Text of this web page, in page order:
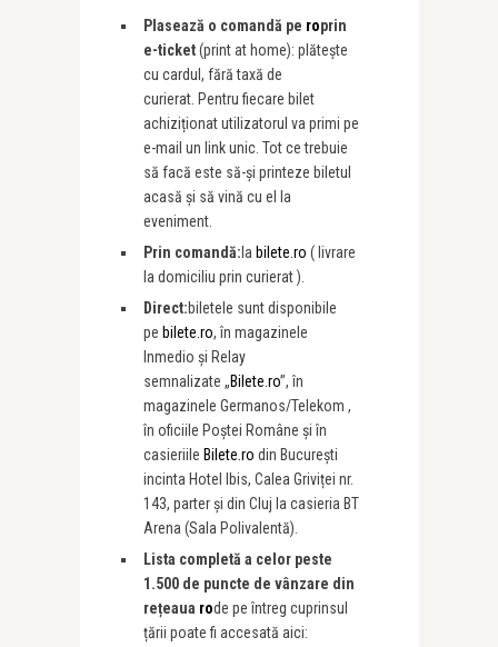
Plasează o comandă pe roprin
e-ticket(print at home): plătește
cu cardul, fără taxă de
curierat. Pentru fiecare bilet
achiziționat utilizatorul va primi pe
e-mail un link unic. Tot ce trebuie
să facă este să-și printeze biletul
acasă și să vină cu el la
eveniment.
Prin comandă: la bilete.ro ( livrare
la domiciliu prin curierat ).
Direct:biletele sunt disponibile
pe bilete.ro, în magazinele
Inmedio și Relay
semnalizate „Bilete.ro”, în
magazinele Germanos/Telekom ,
în oficiile Poștei Române și în
casieriile Bilete.ro din București
incinta Hotel Ibis, Calea Griviței nr.
143, parter și din Cluj la casieria BT
Arena (Sala Polivalentă).
Lista completă a celor peste
1.500 de puncte de vânzare din
rețeaua rode pe întreg cuprinsul
țării poate fi accesată aici: